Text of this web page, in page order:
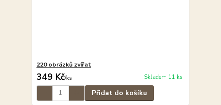
220 obrázků zvířat
349 Kč/ks Skladem 11 ks
Přidat do košíku